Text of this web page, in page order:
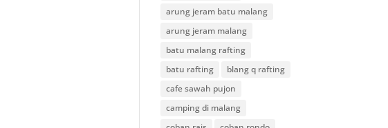
arung jeram batu malang
arung jeram malang
batu malang rafting
batu rafting
blang q rafting
cafe sawah pujon
camping di malang